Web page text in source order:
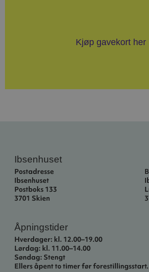
Kjøp gavekort her
Ibsenhuset
Postadresse
Ibsenhuset
Postboks 133
3701 Skien
Åpningstider
Hverdager: kl. 12.00–19.00
Lørdag: kl. 11.00–14.00
Søndag: Stengt
Ellers åpent to timer før forestillingsstart.